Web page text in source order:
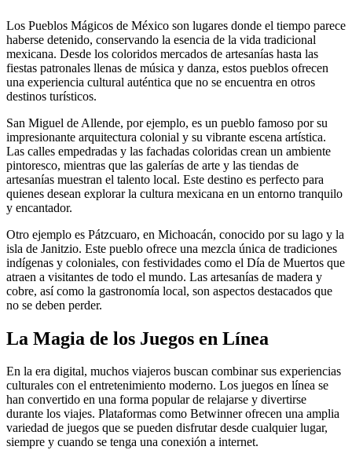
Los Pueblos Mágicos de México son lugares donde el tiempo parece
haberse detenido, conservando la esencia de la vida tradicional
mexicana. Desde los coloridos mercados de artesanías hasta las
fiestas patronales llenas de música y danza, estos pueblos ofrecen
una experiencia cultural auténtica que no se encuentra en otros
destinos turísticos.
San Miguel de Allende, por ejemplo, es un pueblo famoso por su
impresionante arquitectura colonial y su vibrante escena artística.
Las calles empedradas y las fachadas coloridas crean un ambiente
pintoresco, mientras que las galerías de arte y las tiendas de
artesanías muestran el talento local. Este destino es perfecto para
quienes desean explorar la cultura mexicana en un entorno tranquilo
y encantador.
Otro ejemplo es Pátzcuaro, en Michoacán, conocido por su lago y la
isla de Janitzio. Este pueblo ofrece una mezcla única de tradiciones
indígenas y coloniales, con festividades como el Día de Muertos que
atraen a visitantes de todo el mundo. Las artesanías de madera y
cobre, así como la gastronomía local, son aspectos destacados que
no se deben perder.
La Magia de los Juegos en Línea
En la era digital, muchos viajeros buscan combinar sus experiencias
culturales con el entretenimiento moderno. Los juegos en línea se
han convertido en una forma popular de relajarse y divertirse
durante los viajes. Plataformas como Betwinner ofrecen una amplia
variedad de juegos que se pueden disfrutar desde cualquier lugar,
siempre y cuando se tenga una conexión a internet.